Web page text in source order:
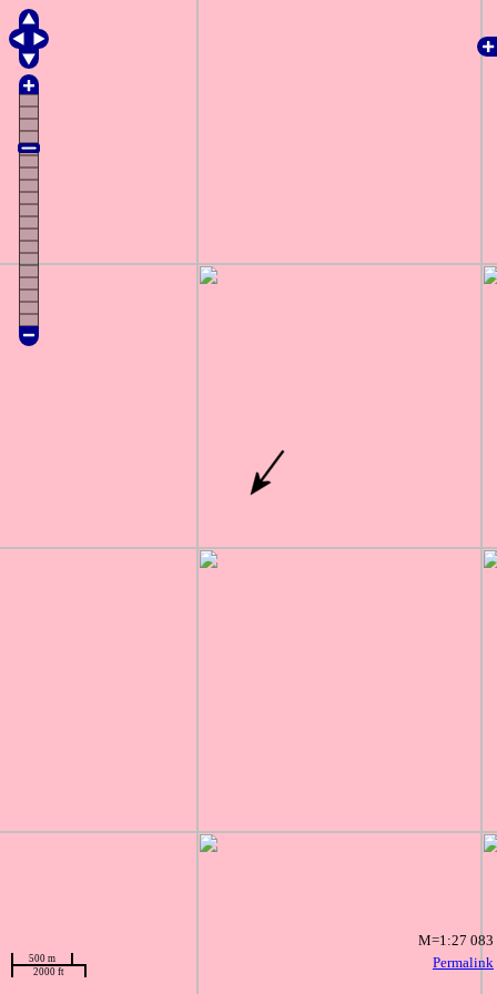
Permalink
500 m
2000 ft
M=1:27 083